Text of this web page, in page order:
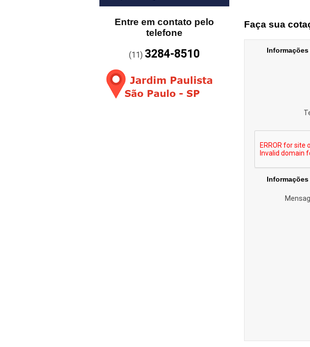
Entre em contato pelo
telefone
(11) 3284-8510
Faça sua